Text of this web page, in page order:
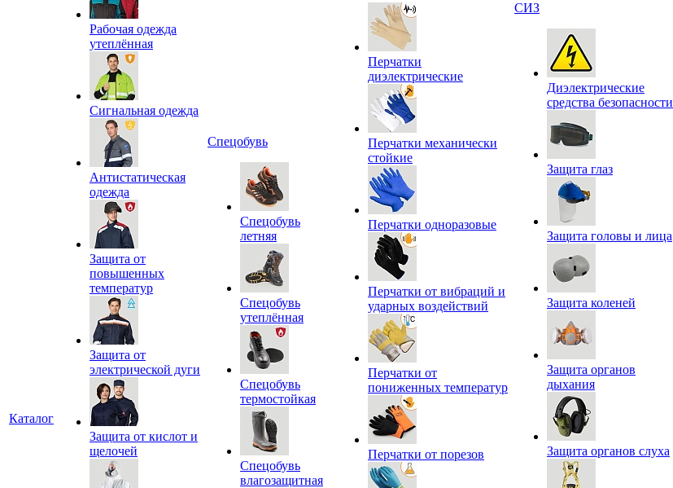
Каталог
Рабочая одежда
утеплённая
Сигнальная одежда
Антистатическая
одежда
Защита от
повышенных
температур
Защита от
электрической дуги
Защита от кислот и
щелочей
Спецобувь
Спецобувь
летняя
Спецобувь
утеплённая
Спецобувь
термостойкая
Спецобувь
влагозащитная
Перчатки
диэлектрические
Перчатки механически
стойкие
Перчатки одноразовые
Перчатки от вибраций и
ударных воздействий
Перчатки от
пониженных температур
Перчатки от порезов
СИЗ
Диэлектрические
средства безопасности
Защита глаз
Защита головы и лица
Защита коленей
Защита органов
дыхания
Защита органов слуха